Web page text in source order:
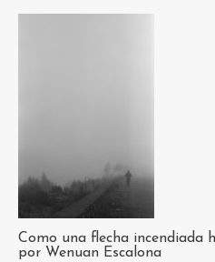
Como una flecha incendiada
por Wenuan Escalona